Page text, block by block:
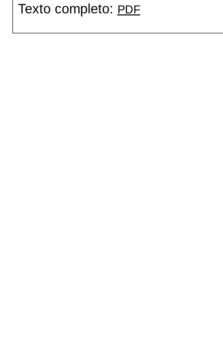
Texto completo: PDF